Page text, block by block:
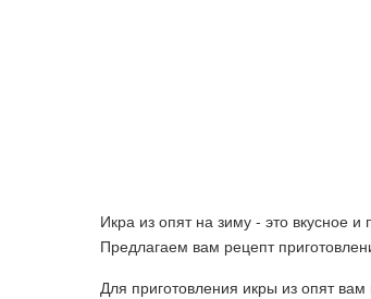
Икра из опят на зиму - это вкусное
Предлагаем вам рецепт
Для приготовления икры из опят